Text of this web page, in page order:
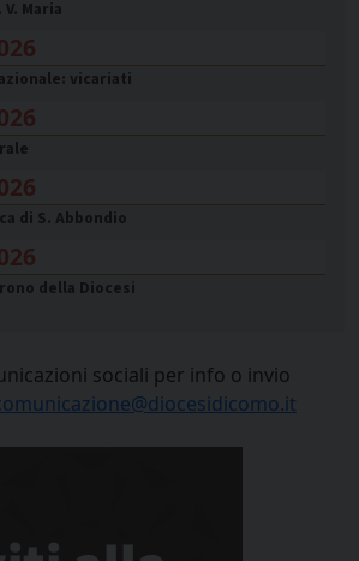
Maria
vicariati
di S. Abbondio
della Diocesi
sociali per info o invio